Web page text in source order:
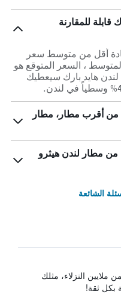
قابلة للمقارنة
أقل من متوسط ​​سعر
في المتوسط ، السعر المتوقع هو
لندن هايد بارك سيعطيك
من أقرب مطار، مطار
مطار لندن هيثرو
الشائعة
ملايين النزلاء، مثلك
بكل ثقة!